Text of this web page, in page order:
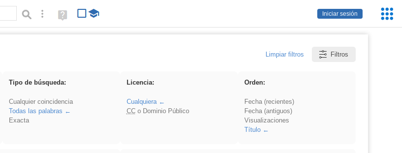
Iniciar sesión
Búsqueda avanzada
Ayuda
(en
Limpiar filtros Filtros
Tipo de búsqueda:
Cualquier coincidencia
Todas las palabras
Exacta
Licencia:
Cualquiera
CCo Dominio Público
Orden:
Fecha (recientes)
Fecha (antiguos)
Visualizaciones
Título